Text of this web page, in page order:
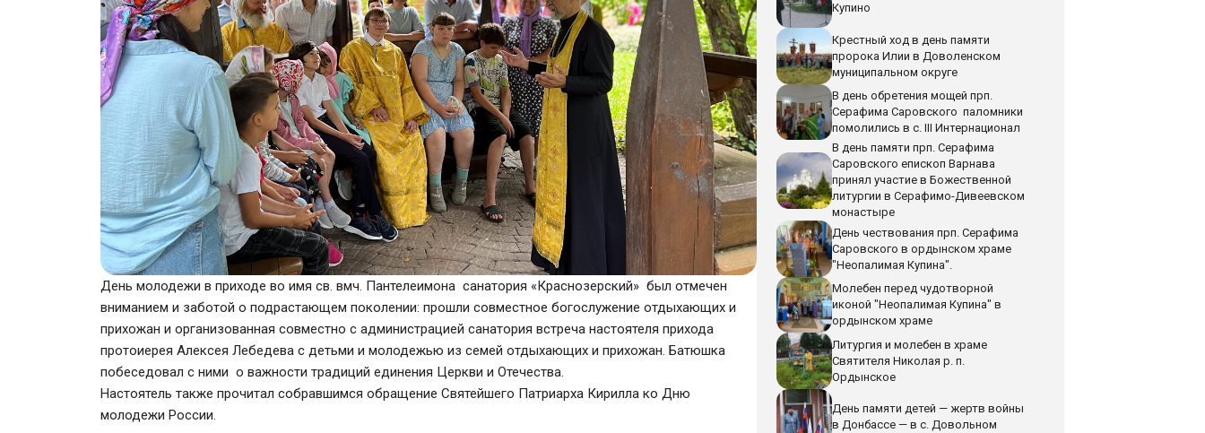
День молодежи в приходе во имя св. вмч. Пантелеимона санатория «Краснозерский» был отмечен
вниманием и заботой о подрастающем поколении: прошли совместное богослужение отдыхающих и
прихожан и организованная совместно с администрацией санатория встреча настоятеля прихода
протоиерея Алексея Лебедева с детьми и молодежью из семей отдыхающих и прихожан. Батюшка
побеседовал с ними о важности традиций единения Церкви и Отечества.
Настоятель также прочитал собравшимся обращение Святейшего Патриарха Кирилла ко Дню
молодежи России.
Купино
Крестный ход в день памяти
пророка Илии в Доволенском
муниципальном округе
В день обретения мощей прп.
Серафима Саровского паломники
помолились в с. III Интернационал
В день памяти прп. Серафима
Саровского епископ Варнава
принял участие в Божественной
литургии в Серафимо-Дивеевском
монастыре
День чествования прп. Серафима
Саровского в ордынском храме
"Неопалимая Купина".
Молебен перед чудотворной
иконой "Неопалимая Купина" в
ордынском храме
Литургия и молебен в храме
Святителя Николая р. п.
Ордынское
День памяти детей — жертв войны
в Донбассе — в с. Довольном